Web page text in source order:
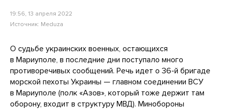
19:56, 13 апреля 2022
Источник: Meduza
О судьбе украинских военных, остающихся
в Мариуполе, в последние дни поступало много
противоречивых сообщений. Речь идет о 36-й бригаде
морской пехоты Украины — главном соединении ВСУ
в Мариуполе (полк «Азов», который тоже держит там
оборону, входит в структуру МВД). Минобороны